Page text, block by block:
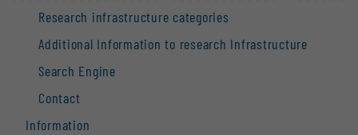
Research infrastructure categories
Additional Information to research Infrastructure
Search Engine
Contact
Information